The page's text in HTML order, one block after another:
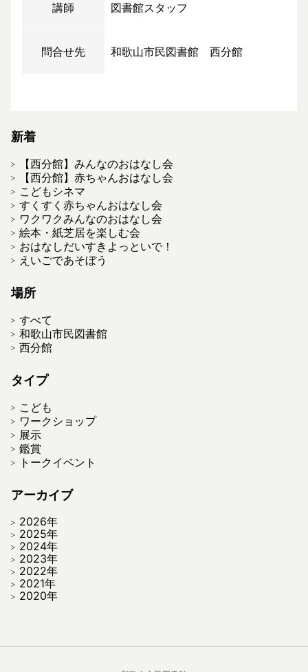
講師 図書館スタッフ
問合せ先 和歌山市民図書館 西分館
新着
【西分館】みんなのおはなし会
【西分館】赤ちゃんおはなし会
こどもシネマ
すくすく赤ちゃんおはなし会
ワクワクみんなのおはなし会
絵本・紙芝居を楽しむ会
おはなしだいすきよっといで！
えいごであそぼう
場所
すべて
和歌山市民図書館
西分館
タイプ
こども
ワークショップ
展示
鑑賞
トークイベント
アーカイブ
2026年
2025年
2024年
2023年
2022年
2021年
2020年